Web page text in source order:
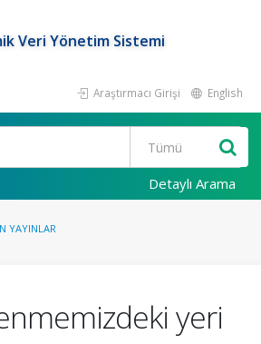
Veri Yönetim Sistemi
Araştırmacı Girişi English
Detaylı Arama
YAYINLAR
yeri